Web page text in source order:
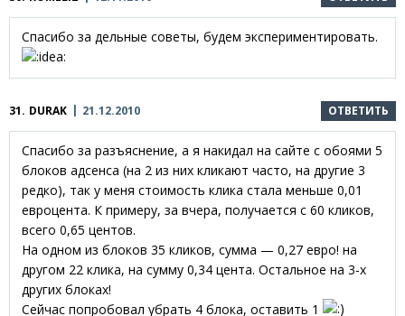
Спасибо за дельные советы, будем экспериментировать.
31. DURAK 21.12.2010 ОТВЕТИТЬ
Спасибо за разъяснение, а я накидал на сайте с обоями 5
блоков адсенса (на 2 из них кликают часто, на другие 3
редко), так у меня стоимость клика стала меньше 0,01
евроцента. К примеру, за вчера, получается с 60 кликов,
всего 0,65 центов.
На одном из блоков 35 кликов, сумма — 0,27 евро! на
другом 22 клика, на сумму 0,34 цента. Остальное на 3-х
других блоках!
Сейчас попробовал убрать 4 блока, оставить 1